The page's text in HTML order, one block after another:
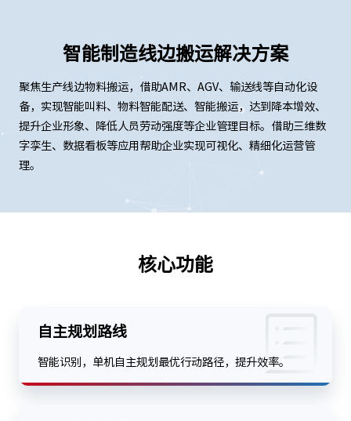
智能制造线边搬运解决方案
聚焦生产线边物料搬运，借助AMR、AGV、输送线等自动化设
备，实现智能叫料、物料智能配送、智能搬运，达到降本增效、
提升企业形象、降低人员劳动强度等企业管理目标。借助三维数
字孪生、数据看板等应用帮助企业实现可视化、精细化运营管
理。
核心功能
自主规划路线
智能识别，单机自主规划最优行动路径，提升效率。